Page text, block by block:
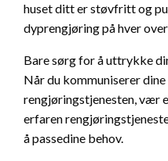
huset ditt er støvfritt og
dyprengjøring på hver
Bare sørg for å uttrykke
Når du kommuniserer
rengjøringstjenesten, vær
erfaren
å passedine behov.